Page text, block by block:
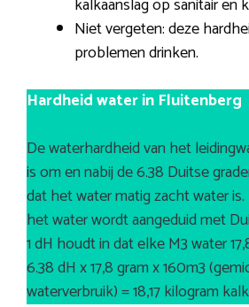
kalkaanslag op sanitair en
Niet vergeten: deze
problemen drinken.
Hardheid water in Fluitenberg
De waterhardheid van het
is om en nabij de 6.38 Duitse
dat het water matig zacht water
het water wordt aangeduid met
1 dH houdt in dat elke M3 water
6.38 dH x 17,8 gram x 160m3
waterverbruik) = 18,17 kilogram